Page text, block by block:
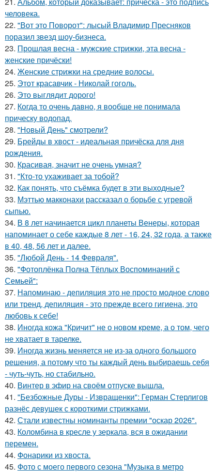
человека.
22. "Вот это Поворот": лысый Владимир Пресняков
поразил звезд шоу-бизнеса.
23. Прошлая весна - мужские стрижки, эта весна -
женские причёски!
24. Женские стрижки на средние волосы.
25. Этот красавчик - Николай гоголь.
26. Это выглядит дорого!
27. Когда то очень давно, я вообще не понимала
прическу водопад.
28. "Новый День" смотрели?
29. Брейды в хвост - идеальная причёска для дня
рождения.
30. Красивая, значит не очень умная?
31. "Кто-то ухаживает за тобой?
32. Как понять, что съёмка будет в эти выходные?
33. Мэттью макконахи рассказал о борьбе с угревой
сыпью.
34. В 8 лет начинается цикл планеты Венеры, которая
напоминает о себе каждые 8 лет - 16, 24, 32 года, а также
в 40, 48, 56 лет и далее.
35. "Любой День - 14 Февраля".
36. "Фотоплёнка Полна Тёплых Воспоминаний с
Семьей":
37. Напоминаю - депиляция это не просто модное слово
или тренд, депиляция - это прежде всего гигиена, это
любовь к себе!
38. Иногда кожа "Кричит" не о новом креме, а о том, чего
не хватает в тарелке.
39. Иногда жизнь меняется не из-за одного большого
решения, а потому что ты каждый день выбираешь себя
- чуть-чуть, но стабильно.
40. Винтер в эфир на своём отпуске вышла.
41. "Безбожные Дуры - Извращенки": Герман Стерлигов
разнёс девушек с короткими стрижками.
42. Стали известны номинанты премии "оскар 2026".
43. Коломбина в кресле у зеркала, вся в ожидании
перемен.
44. Фонарики из хвоста.
45. Фото с моего первого сезона "Музыка в метро